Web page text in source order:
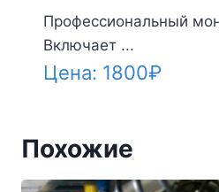
Профессиональный
Включает ...
Цена: 1800₽
Похожие